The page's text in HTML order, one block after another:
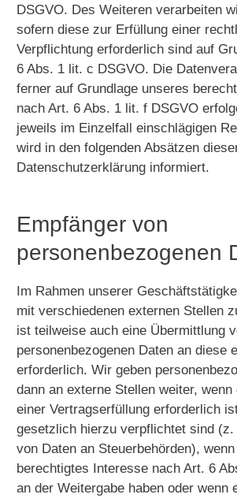
DSGVO. Des Weiteren verarbeiten
sofern diese zur Erfüllung einer
Verpflichtung erforderlich sind auf
6 Abs. 1 lit. c DSGVO. Die
ferner auf Grundlage unseres
nach Art. 6 Abs. 1 lit. f DSGVO
jeweils im Einzelfall einschlägigen
wird in den folgenden Absätzen
Datenschutzerklärung informiert.
Empfänger von
personenbezogenen
Im Rahmen unserer
mit verschiedenen externen Stellen
ist teilweise auch eine Übermittlung
personenbezogenen Daten an diese
erforderlich. Wir geben
dann an externe Stellen weiter,
einer Vertragserfüllung erforderlich
gesetzlich hierzu verpflichtet sind (z.
von Daten an Steuerbehörden),
berechtigtes Interesse nach Art. 6
an der Weitergabe haben oder wenn